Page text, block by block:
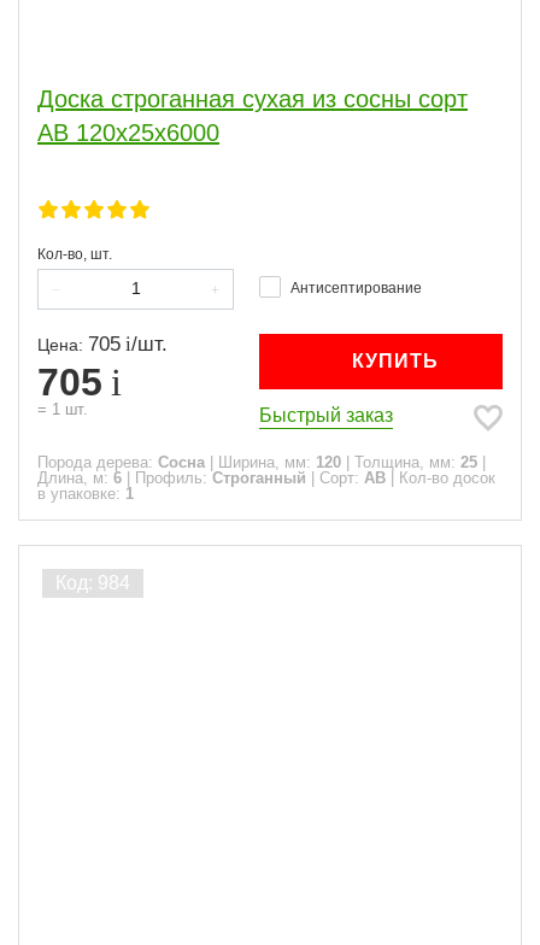
Доска строганная сухая из сосны сорт
АВ 120x25x6000
Кол-во, шт.
Антисептирование
Цена: 705 /шт.
705
= 1 шт.
КУПИТЬ
Быстрый заказ
Порода дерева: Сосна Ширина, мм: 120 Толщина, мм: 25
Длина, м: 6 Профиль: Строганный Сорт: АВ
Кол-во досок
в упаковке: 1